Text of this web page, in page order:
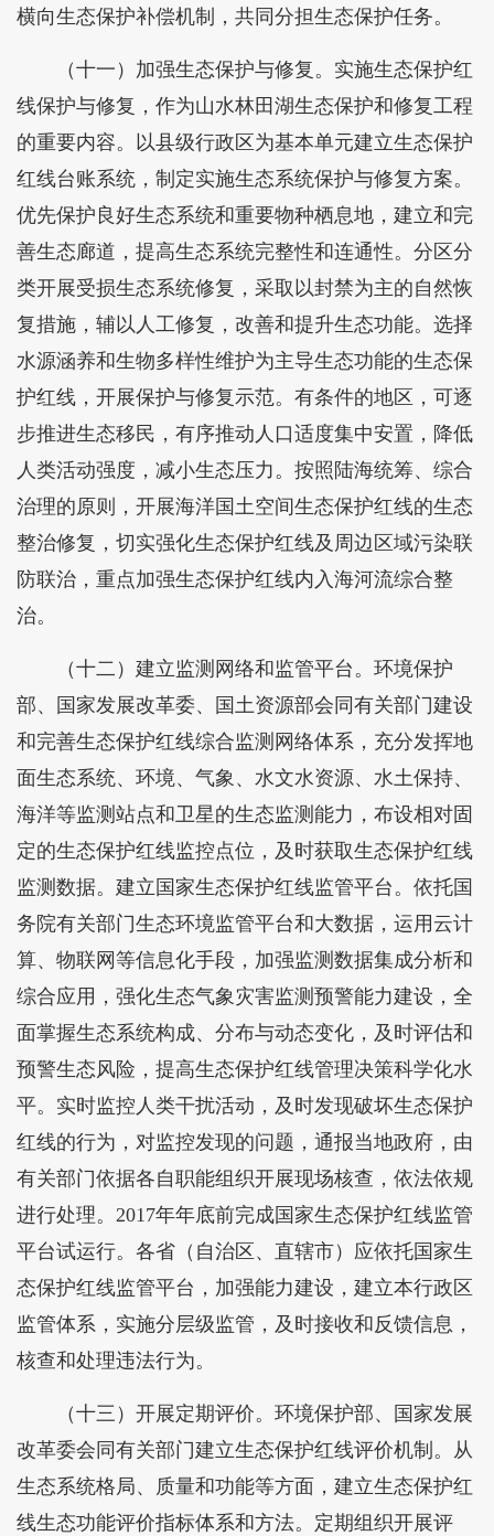
横向生态保护补偿机制，共同分担生态保护任务。
（十一）加强生态保护与修复。实施生态保护红
线保护与修复，作为山水林田湖生态保护和修复工程
的重要内容。以县级行政区为基本单元建立生态保护
红线台账系统，制定实施生态系统保护与修复方案。
优先保护良好生态系统和重要物种栖息地，建立和完
善生态廊道，提高生态系统完整性和连通性。分区分
类开展受损生态系统修复，采取以封禁为主的自然恢
复措施，辅以人工修复，改善和提升生态功能。选择
水源涵养和生物多样性维护为主导生态功能的生态保
护红线，开展保护与修复示范。有条件的地区，可逐
步推进生态移民，有序推动人口适度集中安置，降低
人类活动强度，减小生态压力。按照陆海统筹、综合
治理的原则，开展海洋国土空间生态保护红线的生态
整治修复，切实强化生态保护红线及周边区域污染联
防联治，重点加强生态保护红线内入海河流综合整
治。
（十二）建立监测网络和监管平台。环境保护
部、国家发展改革委、国土资源部会同有关部门建设
和完善生态保护红线综合监测网络体系，充分发挥地
面生态系统、环境、气象、水文水资源、水土保持、
海洋等监测站点和卫星的生态监测能力，布设相对固
定的生态保护红线监控点位，及时获取生态保护红线
监测数据。建立国家生态保护红线监管平台。依托国
务院有关部门生态环境监管平台和大数据，运用云计
算、物联网等信息化手段，加强监测数据集成分析和
综合应用，强化生态气象灾害监测预警能力建设，全
面掌握生态系统构成、分布与动态变化，及时评估和
预警生态风险，提高生态保护红线管理决策科学化水
平。实时监控人类干扰活动，及时发现破坏生态保护
红线的行为，对监控发现的问题，通报当地政府，由
有关部门依据各自职能组织开展现场核查，依法依规
进行处理。2017年年底前完成国家生态保护红线监管
平台试运行。各省（自治区、直辖市）应依托国家生
态保护红线监管平台，加强能力建设，建立本行政区
监管体系，实施分层级监管，及时接收和反馈信息，
核查和处理违法行为。
（十三）开展定期评价。环境保护部、国家发展
改革委会同有关部门建立生态保护红线评价机制。从
生态系统格局、质量和功能等方面，建立生态保护红
线生态功能评价指标体系和方法。定期组织开展评